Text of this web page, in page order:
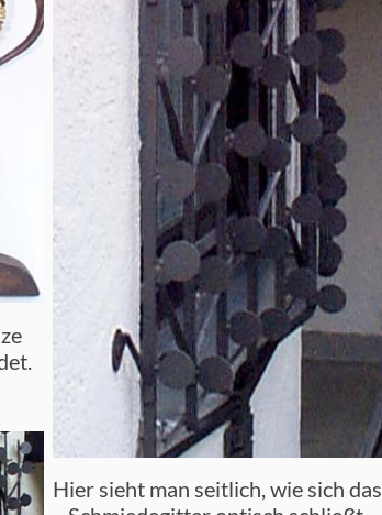
Hier sieht man seitlich, wie sich das